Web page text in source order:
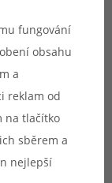
Sada O-kroužků /
atomizéry a e-cigarety.
fungování
obsahu
a
reklam od
na tlačítko
sběrem a
nejlepší